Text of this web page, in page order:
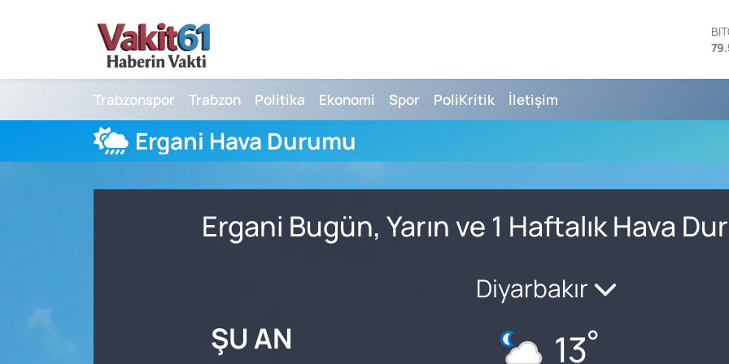
Trabzonspor Trabzon Politika Ekonomi Spor PoliKritik İletişim
Ergani Hava Durumu
Ergani Bugün, Yarın ve 1 Haftalık Hava
ŞU AN
Diyarbakır
13°
Nöbetçi Eczaneler
Hava Durumu
Namaz Vakitleri
Trafik Durumu
Süper Lig Puan Durumu ve Fikstür
Son Dakika Haberleri